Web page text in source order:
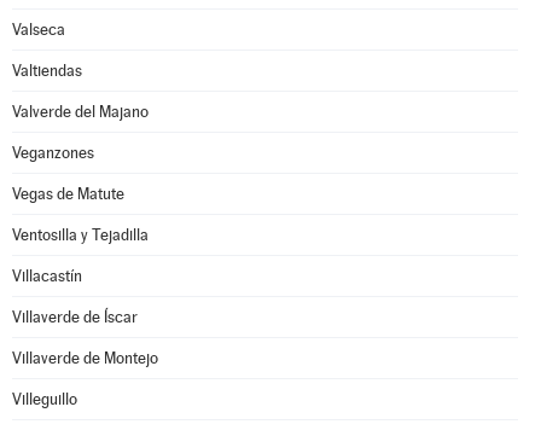
Valseca
Valtiendas
Valverde del Majano
Veganzones
Vegas de Matute
Ventosilla y Tejadilla
Villacastín
Villaverde de Íscar
Villaverde de Montejo
Villeguillo